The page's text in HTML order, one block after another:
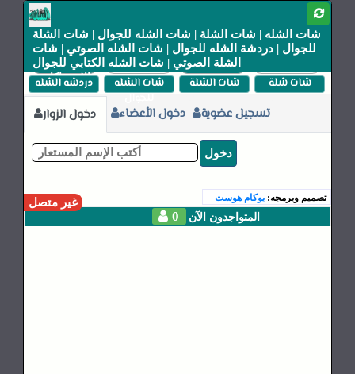
شات الشله | شات الشلة | شات الشله للجوال | شات الشلة
للجوال | دردشة الشله للجوال | شات الشله الصوتي | شات
الشلة الصوتي | شات الشله الكتابي للجوال
الاشتراكات
اتصل بنا الاعلانات
دردشه الشله
شات الشله
للجوال
شات الشلة شات شلة
دخول الزوار دخول الأعضاء تسجيل عضوية
دخول
غير متصل تصميم وبرمجه:يوكام هوست
0 المتواجدون الآن